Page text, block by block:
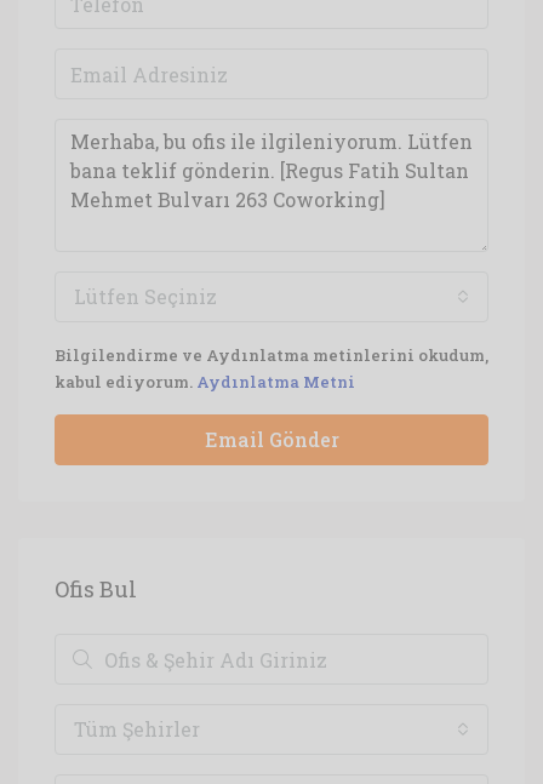
Lütfen Seçiniz
Bilgilendirme ve Aydınlatma metinlerini okudum,
kabul ediyorum. Aydınlatma Metni
Email Gönder
Ofis Bul
Tüm Şehirler